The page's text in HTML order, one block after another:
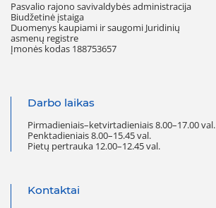
Pasvalio rajono savivaldybės administracija
Biudžetinė įstaiga
Duomenys kaupiami ir saugomi Juridinių
asmenų registre
Įmonės kodas 188753657
Darbo laikas
Pirmadieniais–ketvirtadieniais 8.00–17.00 val.
Penktadieniais 8.00–15.45 val.
Pietų pertrauka 12.00–12.45 val.
Kontaktai